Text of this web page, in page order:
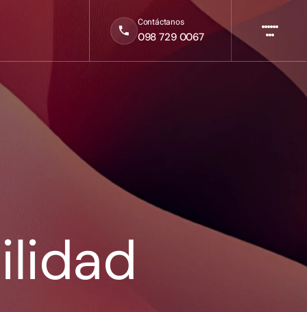
098 729 0067
Contáctanos